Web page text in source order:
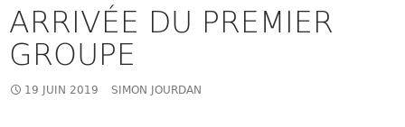
ARRIVÉE DU PREMIER
GROUPE
19 JUIN 2019 SIMON JOURDAN